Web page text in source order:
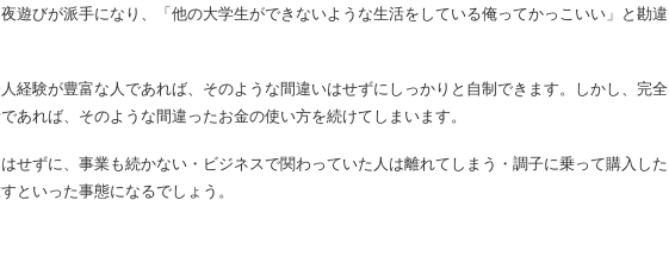
遊びが派手になり、「他の大学生ができないような生活をしている俺ってかっこいい」と勘違
経験が豊富な人であれば、そのような間違いはせずにしっかりと自制できます。しかし、完全
あれば、そのような間違ったお金の使い方を続けてしまいます。
せずに、事業も続かない・ビジネスで関わっていた人は離れてしまう・調子に乗って購入した
といった事態になるでしょう。